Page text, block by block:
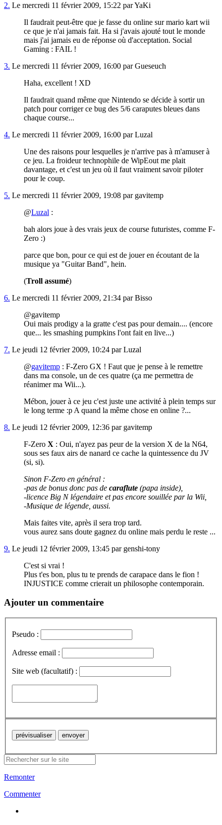
2. Le mercredi 11 février 2009, 15:22 par YaKi
Il faudrait peut-être que je fasse du online sur mario kart wii
ce que je n'ai jamais fait. Ha si j'avais ajouté tout le monde
mais j'ai jamais eu de réponse où d'acceptation. Social
Gaming : FAIL !
3. Le mercredi 11 février 2009, 16:00 par Gueseuch
Haha, excellent ! XD
Il faudrait quand même que Nintendo se décide à sortir un
patch pour corriger ce bug des 5/6 caraputes bleues dans
chaque course...
4. Le mercredi 11 février 2009, 16:00 par Luzal
Une des raisons pour lesquelles je n'arrive pas à m'amuser à
ce jeu. La froideur technophile de WipEout me plait
davantage, et c'est un jeu où il faut vraiment savoir piloter
pour le coup.
5. Le mercredi 11 février 2009, 19:08 par gavitemp
@Luzal :
bah alors joue à des vrais jeux de course futuristes, comme F-
Zero :)
parce que bon, pour ce qui est de jouer en écoutant de la
musique ya "Guitar Band", hein.
(Troll assumé)
6. Le mercredi 11 février 2009, 21:34 par Bisso
@gavitemp
Oui mais prodigy a la gratte c'est pas pour demain.... (encore
que... les smashing pumpkins l'ont fait en live...)
7. Le jeudi 12 février 2009, 10:24 par Luzal
@gavitemp : F-Zero GX ! Faut que je pense à le remettre
dans ma console, un de ces quatre (ça me permettra de
réanimer ma Wii...).
Mébon, jouer à ce jeu c'est juste une activité à plein temps sur
le long terme :p A quand la même chose en online ?...
8. Le jeudi 12 février 2009, 12:36 par gavitemp
F-Zero X : Oui, n'ayez pas peur de la version X de la N64,
sous ses faux airs de nanard ce cache la quintessence du JV
(si, si).
Sinon F-Zero en général :
-pas de bonus donc pas de caraflute (papa inside),
-licence Big N légendaire et pas encore souillée par la Wii,
-Musique de légende, aussi.
Mais faites vite, après il sera trop tard.
vous aurez sans doute gagnez du online mais perdu le reste ...
9. Le jeudi 12 février 2009, 13:45 par genshi-tony
C'est si vrai !
Plus t'es bon, plus tu te prends de carapace dans le fion !
INJUSTICE comme crierait un philosophe contemporain.
Ajouter un commentaire
Pseudo :
Adresse email :
Site web (facultatif) :
Remonter
Commenter